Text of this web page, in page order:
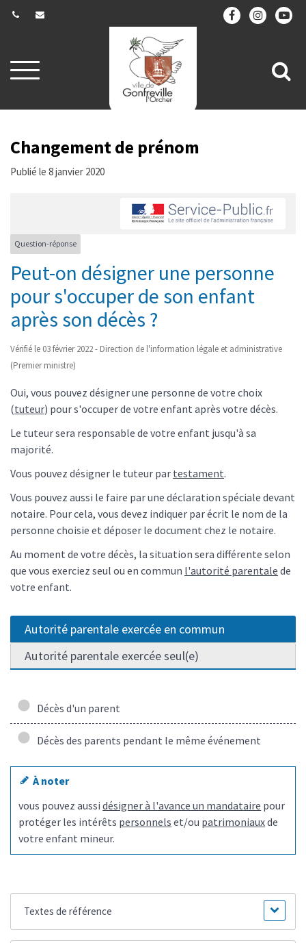
Aller
à
navigation
à
Changement de prénom
Publié le 8 janvier 2020
Question-réponse
Peut-on désigner une personne
pour s'occuper de son enfant
après son décès ?
Vérifié le 03 février 2022 - Direction de l'information légale et administrative
(Premier ministre)
Oui, vous pouvez désigner une personne de votre choix
(tuteur) pour s'occuper de votre enfant après votre décès.
Le tuteur sera responsable de votre enfant jusqu'à sa
majorité.
Vous pouvez désigner le tuteur par testament.
Vous pouvez aussi le faire par une déclaration spéciale devant
notaire. Pour cela, vous devez indiquer par écrit le nom de la
personne choisie et déposer le document chez le notaire.
Au moment de votre décès, la situation sera différente selon
que vous exerciez seul ou en commun l'autorité parentale de
votre enfant.
Autorité parentale exercée en commun
Autorité parentale exercée seul(e)
Décès d'un parent
Décès des parents pendant le même événement
À noter
vous pouvez aussidésigner à l'avance un mandataire pour
protéger les intérêts personnels et/ou patrimoniauxde
votre enfant mineur.
Textes de référence